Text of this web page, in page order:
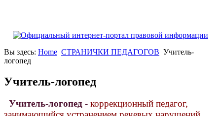
Вы здесь: Home СТРАНИЧКИ ПЕДАГОГОВ Учитель-
логопед
Учитель-логопед
Учитель-логопед - коррекционный педагог,